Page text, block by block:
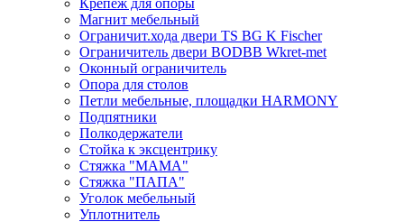
Крепеж для опоры
Магнит мебельный
Ограничит.хода двери TS BG K Fischer
Ограничитель двери BODBB Wkret-met
Оконный ограничитель
Опора для столов
Петли мебельные, площадки HARMONY
Подпятники
Полкодержатели
Стойка к эксцентрику
Стяжка "МАМА"
Стяжка "ПАПА"
Уголок мебельный
Уплотнитель